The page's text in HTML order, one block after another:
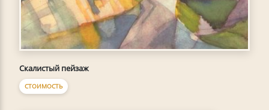
Скалистый пейзаж
СТОИМОСТЬ